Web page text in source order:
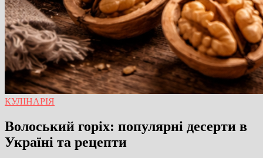
КУЛІНАРІЯ
Волоський горіх: популярні десерти в
Україні та рецепти